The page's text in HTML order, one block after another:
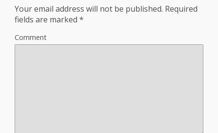
Your email address will not be published. Required
fields are marked *
Comment